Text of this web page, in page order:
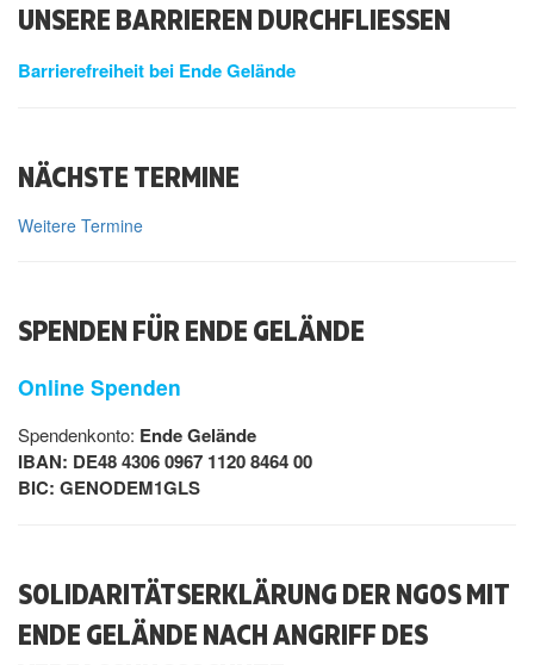
UNSERE BARRIEREN DURCHFLIESSEN
Barrierefreiheit bei Ende Gelände
NÄCHSTE TERMINE
Weitere Termine
SPENDEN FÜR ENDE GELÄNDE
Online Spenden
Spendenkonto: Ende Gelände
IBAN: DE48 4306 0967 1120 8464 00
BIC: GENODEM1GLS
SOLIDARITÄTSERKLÄRUNG DER NGOS MIT
ENDE GELÄNDE NACH ANGRIFF DES